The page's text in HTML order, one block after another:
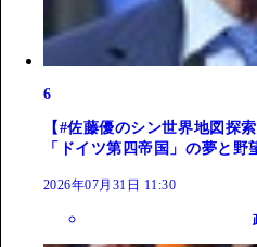
6
【#佐藤優のシン世界地図探
「ドイツ第四帝国」の夢と野
2026年07月31日 11:30